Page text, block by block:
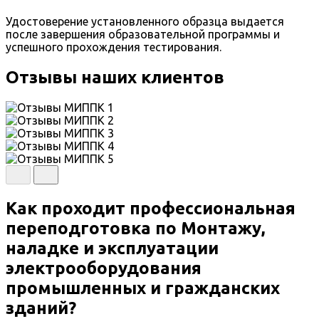
Удостоверение установленного образца выдается
после завершения образовательной программы и
успешного прохождения тестирования.
Отзывы наших клиентов
Как проходит профессиональная
переподготовка по Монтажу,
наладке и эксплуатации
электрооборудования
промышленных и гражданских
зданий?